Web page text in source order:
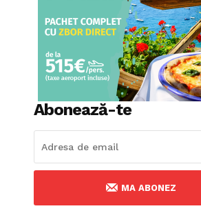
Abonează-te
MA ABONEZ